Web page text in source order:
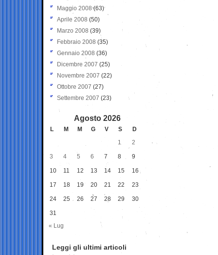
Maggio 2008(63)
Aprile 2008 (50)
Marzo 2008 (39)
Febbraio 2008 (35)
Gennaio 2008 (36)
Dicembre 2007 (25)
Novembre 2007 (22)
Ottobre 2007 (27)
Settembre 2007 (23)
Agosto 2026
L M M G V S
D
1
2
3 4 5 6 7 8 9
10 11 12 13 14 15 16
17 18 19 20 21 22 23
24 25 26 27 28 29 30
31
« Lug
Leggi gli ultimi articoli